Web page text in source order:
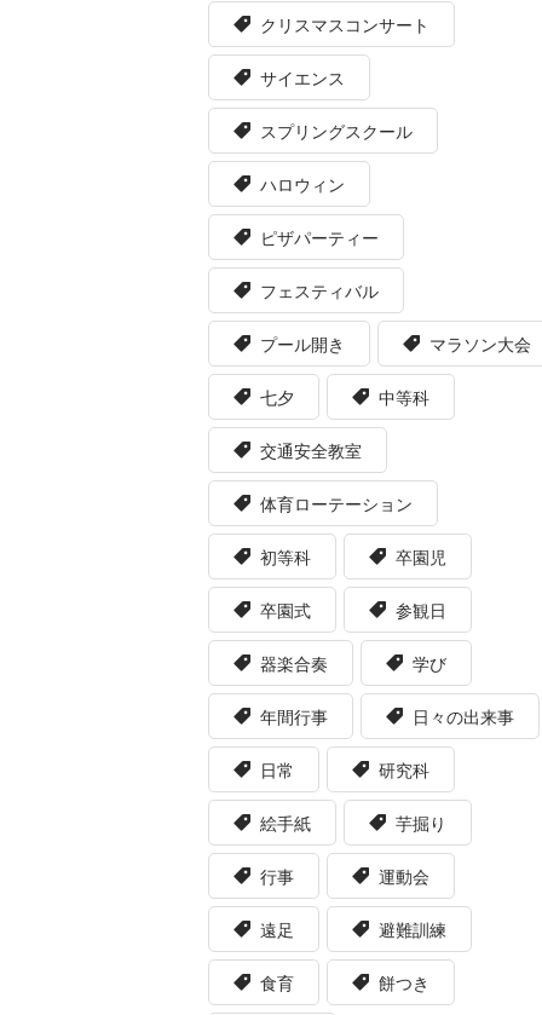
クリスマスコンサート
サイエンス
スプリングスクール
ハロウィン
ピザパーティー
フェスティバル
プール開き マラソン大会
七夕 中等科
交通安全教室
体育ローテーション
初等科 卒園児
卒園式 参観日
器楽合奏 学び
年間行事 日々の出来事
日常 研究科
絵手紙 芋掘り
行事 運動会
遠足 避難訓練
食育 餅つき